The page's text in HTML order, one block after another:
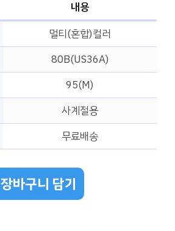
내용
멀티(혼합)컬러
80B(US36A)
95(M)
사계절용
무료배송
장바구니 담기